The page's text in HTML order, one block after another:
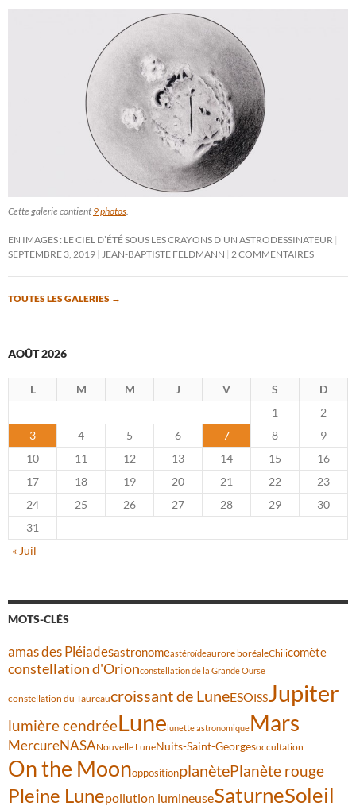
Cette galerie contient 9 photos
EN IMAGES : LE CIEL D’ÉTÉ SOUS LES CRAYONS D’UN ASTRODESSINATEUR
SEPTEMBRE 3, 2019
JEAN-BAPTISTE FELDMANN 2 COMMENTAIRES
TOUTES LES GALERIES →
AOÛT 2026
L M M J V S
D
1
2
3
4 5 6 7 8
9
10
11 12 13 14 15
16
17
18 19 20 21 22
23
24
25 26 27 28 29
30
31
« Juil
MOTS-CLÉS
amas des Pléiadesastronomeastéroïdeaurore boréaleChilicomète
constellation d'Orionconstellation de la Grande Ourse
constellation du Taureaucroissant de LuneESOISSJupiter
lumière cendréeLunelunette astronomiqueMars
MercureNASANouvelle LuneNuits-Saint-Georgesoccultation
On the MoonoppositionplanètePlanète rouge
Pleine Lunepollution lumineuseSaturneSoleil